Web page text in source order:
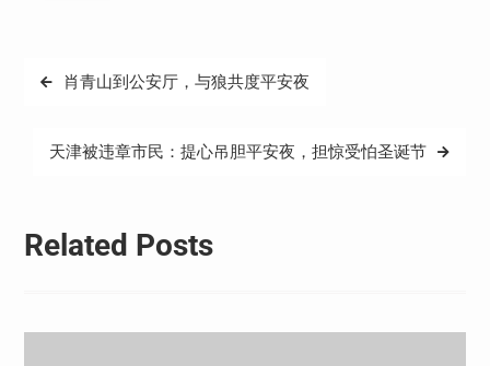
文
肖青山到公安厅，与狼共度平安夜
天津被违章市民：提心吊胆平安夜，担惊受怕圣诞节
Related Posts